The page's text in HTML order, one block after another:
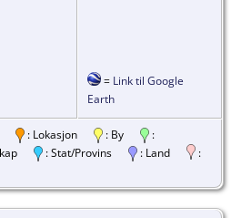
= Link til Google
Earth
: Lokasjon : By
:
: Stat/Provins : Land
: